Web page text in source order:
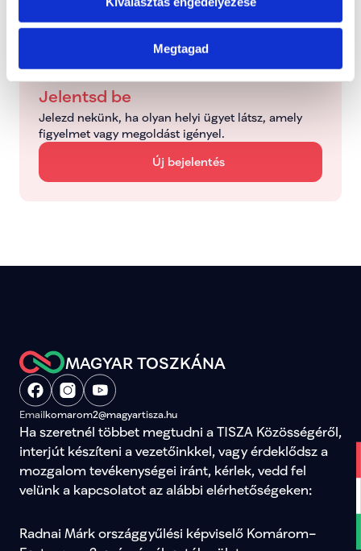
Megtagad
Jelentsd be
Jelezd nekünk, ha olyan helyi ügyet látsz, amely
figyelmet vagy megoldást igényel.
Új bejelentés
MAGYAR TOSZKÁNA
Emailkomarom2@magyartisza.hu
Ha szeretnél többet megtudni a TISZA Közösségéről,
interjút készíteni a vezetőinkkel, vagy érdeklődsz a
mozgalom tevékenységei iránt, kérlek, vedd fel
velünk a kapcsolatot az alábbi elérhetőségeken:
Radnai Márk országgyűlési képviselő Komárom–